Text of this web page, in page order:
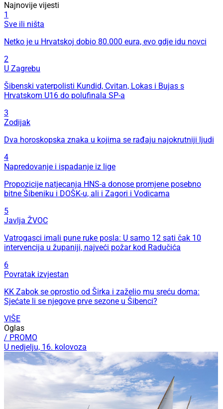
Najnovije vijesti
1
Sve ili ništa
Netko je u Hrvatskoj dobio 80.000 eura, evo gdje idu novci
2
U Zagrebu
Šibenski vaterpolisti Kundid, Cvitan, Lokas i Bujas s
Hrvatskom U16 do polufinala SP-a
3
Zodijak
Dva horoskopska znaka u kojima se rađaju najokrutniji ljudi
4
Napredovanje i ispadanje iz lige
Propozicije natjecanja HNS-a donose promjene posebno
bitne Šibeniku i DOŠK-u, ali i Zagori i Vodicama
5
Javlja ŽVOC
Vatrogasci imali pune ruke posla: U samo 12 sati čak 10
intervencija u županiji, najveći požar kod Radučića
6
Povratak izvjestan
KK Zabok se oprostio od Širka i zaželio mu sreću doma:
Sjećate li se njegove prve sezone u Šibenci?
VIŠE
Oglas
/ PROMO
U nedjelju, 16. kolovoza